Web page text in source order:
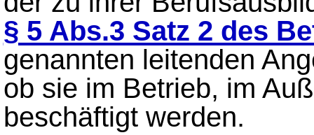
§ 5 Abs.3 Satz 2 des
genannten leitenden
ob sie im Betrieb, im
beschäftigt werden.